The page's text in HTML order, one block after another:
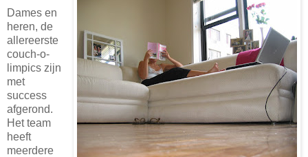
Dames en
heren, de
allereerste
couch-o-
limpics zijn
met
success
afgerond.
Het team
heeft
meerdere